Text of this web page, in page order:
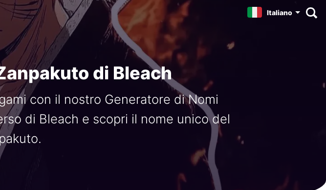
Italiano
di Bleach
con il nostro Generatore di Nomi
di Bleach e scopri il nome unico del